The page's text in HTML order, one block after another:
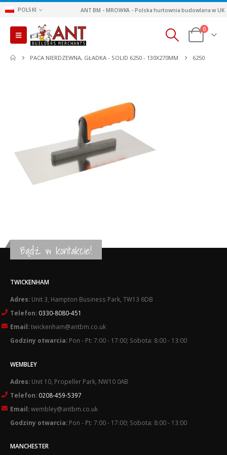
POLSKI ANT BM - MROWKA - Polska hurtownia budowlana w UK
0
PACA NIERDZEWNA, GŁADKA - SOLID 6250 - 130X270MM 6250
Bądź w kontakcie!
TWICKENHAM
Adres: Unit 3, Hampton Business Park, TW13 6DB
Telefon: 0330-8080-451
Email:twickenham@antbm.co.uk
Godziny otwarcia: Pon - Pt: 7:00 - 17:00; Sobota: 8:00 - 13:00
WEMBLEY
Adres: Unit 10, Propeller Park, NW10 0AB
Telefon: 0208-459-5397
Email:wembley@antbm.co.uk
Godziny otwarcia: Pon - Pt: 7:00 - 17:00; Sobota: 8:00 - 13:00
MANCHESTER